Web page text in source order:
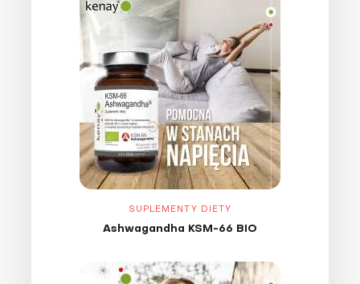
SUPLEMENTY DIETY
Ashwagandha KSM-66 BIO